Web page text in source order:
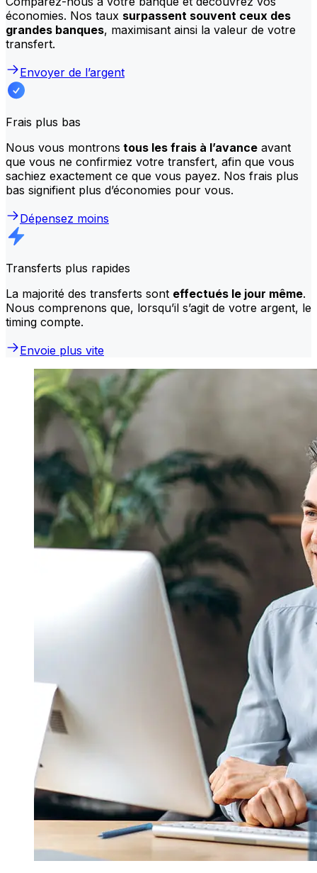
économies. Nos taux surpassent souvent ceux des
grandes banques, maximisant ainsi la valeur de votre
transfert.
Envoyer de l’argent
Frais plus bas
Nous vous montrons tous les frais à l’avance avant
que vous ne confirmiez votre transfert, afin que vous
sachiez exactement ce que vous payez. Nos frais plus
bas signifient plus d’économies pour vous.
Dépensez moins
Transferts plus rapides
La majorité des transferts sont effectués le jour même.
Nous comprenons que, lorsqu’il s’agit de votre argent, le
timing compte.
Envoie plus vite